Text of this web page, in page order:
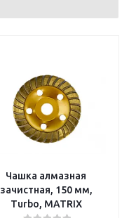
Чашка алмазная
зачистная, 150 мм,
Turbo, MATRIX